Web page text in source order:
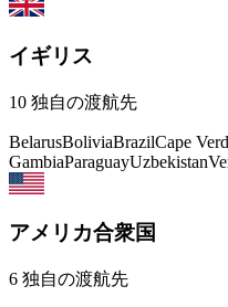
イギリス
10 独自の渡航先
BelarusBoliviaBrazilCape
GambiaParaguayUzbekistan
アメリカ合衆国
6 独自の渡航先